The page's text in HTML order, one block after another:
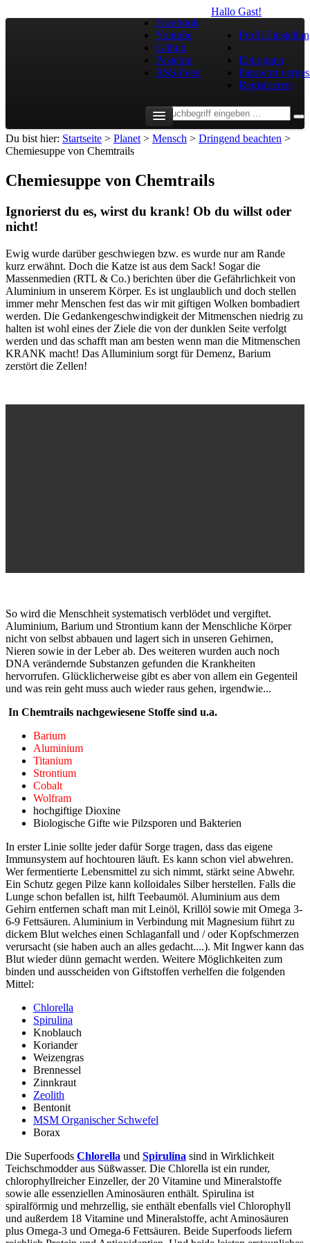
Facebook
Youtube
Github
Pastebin
RSS-Feed
Hallo Gast!
Profil
Einloggen
Passwort
Registrieren
Du bist hier: Startseite > Planet > Mensch > Dringend beachten >
Chemiesuppe von Chemtrails
Chemiesuppe von Chemtrails
Ignorierst du es, wirst du krank! Ob du willst oder
nicht!
Ewig wurde darüber geschwiegen bzw. es wurde nur am Rande
kurz erwähnt. Doch die Katze ist aus dem Sack! Sogar die
Massenmedien (RTL & Co.) berichten über die Gefährlichkeit von
Aluminium in unserem Körper. Es ist unglaublich und doch stellen
immer mehr Menschen fest das wir mit giftigen Wolken bombadiert
werden. Die Gedankengeschwindigkeit der Mitmenschen niedrig zu
halten ist wohl eines der Ziele die von der dunklen Seite verfolgt
werden und das schafft man am besten wenn man die Mitmenschen
KRANK macht! Das Alluminium sorgt für Demenz, Barium
zerstört die Zellen!
So wird die Menschheit systematisch verblödet und vergiftet.
Aluminium, Barium und Strontium kann der Menschliche Körper
nicht von selbst abbauen und lagert sich in unseren Gehirnen,
Nieren sowie in der Leber ab. Des weiteren wurden auch noch
DNA verändernde Substanzen gefunden die Krankheiten
hervorrufen. Glücklicherweise gibt es aber von allem ein Gegenteil
und was rein geht muss auch wieder raus gehen, irgendwie...
In Chemtrails nachgewiesene Stoffe sind u.a.
Barium
Aluminium
Titanium
Strontium
Cobalt
Wolfram
hochgiftige Dioxine
Biologische Gifte wie Pilzsporen und Bakterien
In erster Linie sollte jeder dafür Sorge tragen, dass das eigene
Immunsystem auf hochtouren läuft. Es kann schon viel abwehren.
Wer fermentierte Lebensmittel zu sich nimmt, stärkt seine Abwehr.
Ein Schutz gegen Pilze kann kolloidales Silber herstellen. Falls die
Lunge schon befallen ist, hilft Teebaumöl. Aluminium aus dem
Gehirn entfernen schaft man mit Leinöl, Krillöl sowie mit Omega 3-
6-9 Fettsäuren. Aluminium in Verbindung mit Magnesium führt zu
dickem Blut welches einen Schlaganfall und / oder Kopfschmerzen
verursacht (sie haben auch an alles gedacht....). Mit Ingwer kann das
Blut wieder dünn gemacht werden. Weitere Möglichkeiten zum
binden und ausscheiden von Giftstoffen verhelfen die folgenden
Mittel:
Chlorella
Spirulina
Knoblauch
Koriander
Weizengras
Brennessel
Zinnkraut
Zeolith
Bentonit
MSM Organischer Schwefel
Borax
Die Superfoods Chlorella und Spirulina sind in Wirklichkeit
Teichschmodder aus Süßwasser. Die Chlorella ist ein runder,
chlorophyllreicher Einzeller, der 20 Vitamine und Mineralstoffe
sowie alle essenziellen Aminosäuren enthält. Spirulina ist
spiralförmig und mehrzellig, sie enthält ebenfalls viel Chlorophyll
und außerdem 18 Vitamine und Mineralstoffe, acht Aminosäuren
plus Omega-3 und Omega-6 Fettsäuren. Beide Superfoods liefern